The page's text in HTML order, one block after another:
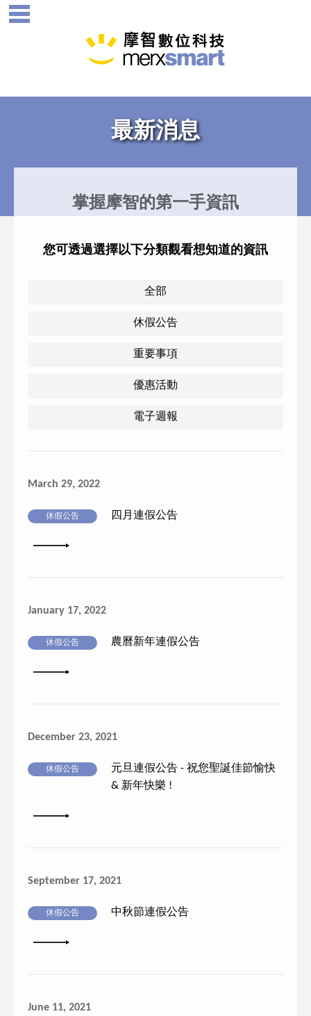
最新消息
掌握摩智的第一手資訊
您可透過選擇以下分類觀看想知道的資訊
全部
休假公告
重要事項
優惠活動
電子週報
March 29, 2022
休假公告 四月連假公告
詳細內容
January 17, 2022
休假公告 農曆新年連假公告
詳細內容
December 23, 2021
休假公告
元旦連假公告 - 祝您聖誕佳節愉快
& 新年快樂 !
詳細內容
September 17, 2021
休假公告 中秋節連假公告
詳細內容
June 11, 2021